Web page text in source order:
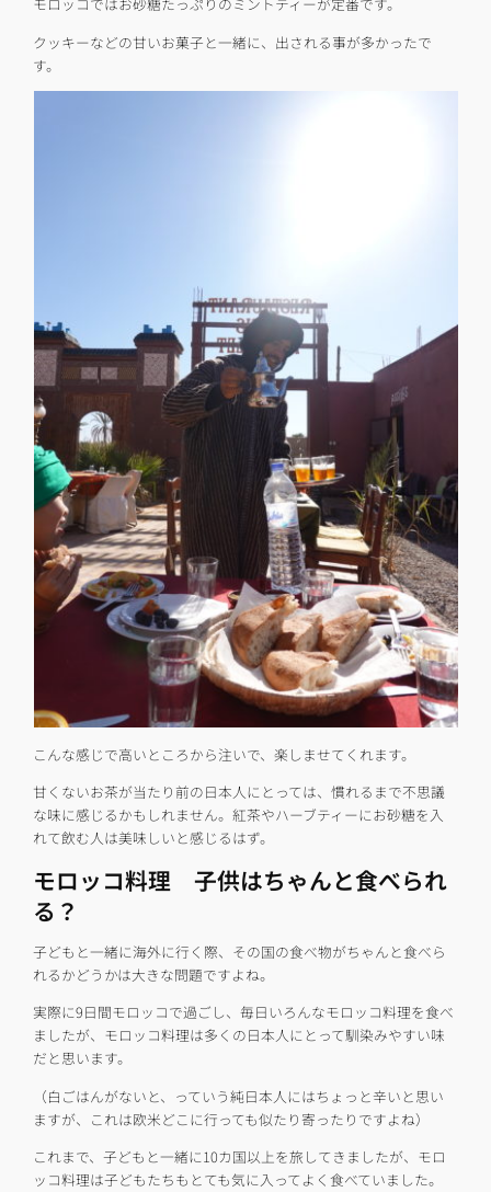
モロッコではお砂糖たっぷりのミントティーが定番です。
クッキーなどの甘いお菓子と一緒に、出される事が多かったで
す。
こんな感じで高いところから注いで、楽しませてくれます。
甘くないお茶が当たり前の日本人にとっては、慣れるまで不思議
な味に感じるかもしれません。紅茶やハーブティーにお砂糖を入
れて飲む人は美味しいと感じるはず。
モロッコ料理 子供はちゃんと食べられ
る？
子どもと一緒に海外に行く際、その国の食べ物がちゃんと食べら
れるかどうかは大きな問題ですよね。
実際に9日間モロッコで過ごし、毎日いろんなモロッコ料理を食べ
ましたが、モロッコ料理は多くの日本人にとって馴染みやすい味
だと思います。
（白ごはんがないと、っていう純日本人にはちょっと辛いと思い
ますが、これは欧米どこに行っても似たり寄ったりですよね）
これまで、子どもと一緒に10カ国以上を旅してきましたが、モロ
ッコ料理は子どもたちもとても気に入ってよく食べていました。